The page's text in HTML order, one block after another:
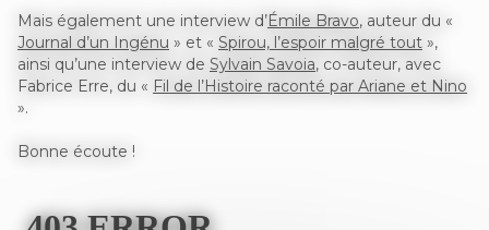
Mais également une interview d’Émile Bravo, auteur du «
Journal d’un Ingénu » et « Spirou, l’espoir malgré tout »,
ainsi qu’une interview de Sylvain Savoia, co-auteur, avec
Fabrice Erre, du « Fil de l’Histoire raconté par Ariane et Nino
».
Bonne écoute !